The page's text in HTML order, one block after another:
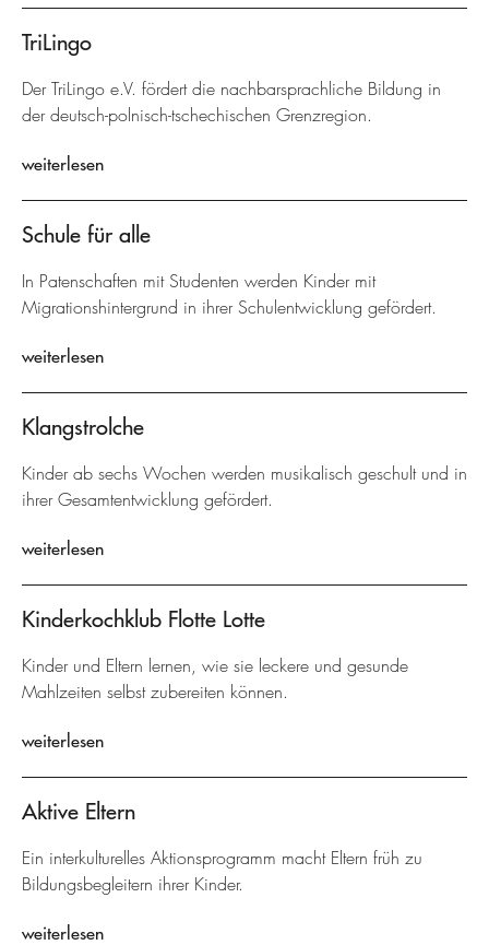
TriLingo
Der TriLingo e.V. fördert die nachbarsprachliche Bildung in
der deutsch-polnisch-tschechischen Grenzregion.
weiterlesen
Schule für alle
In Patenschaften mit Studenten werden Kinder mit
Migrationshintergrund in ihrer Schulentwicklung gefördert.
weiterlesen
Klangstrolche
Kinder ab sechs Wochen werden musikalisch geschult und in
ihrer Gesamtentwicklung gefördert.
weiterlesen
Kinderkochklub Flotte Lotte
Kinder und Eltern lernen, wie sie leckere und gesunde
Mahlzeiten selbst zubereiten können.
weiterlesen
Aktive Eltern
Ein interkulturelles Aktionsprogramm macht Eltern früh zu
Bildungsbegleitern ihrer Kinder.
weiterlesen